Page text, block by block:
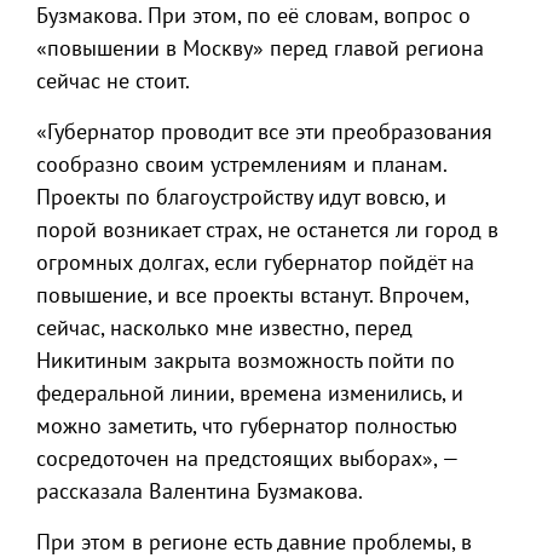
Бузмакова. При этом, по её словам, вопрос о
«повышении в Москву» перед главой региона
сейчас не стоит.
«Губернатор проводит все эти преобразования
сообразно своим устремлениям и планам.
Проекты по благоустройству идут вовсю, и
порой возникает страх, не останется ли город в
огромных долгах, если губернатор пойдёт на
повышение, и все проекты встанут. Впрочем,
сейчас, насколько мне известно, перед
Никитиным закрыта возможность пойти по
федеральной линии, времена изменились, и
можно заметить, что губернатор полностью
сосредоточен на предстоящих выборах», —
рассказала Валентина Бузмакова.
При этом в регионе есть давние проблемы, в